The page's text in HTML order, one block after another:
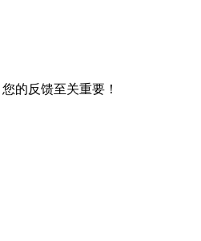
的反馈至关重要！